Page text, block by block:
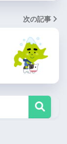
次の記事